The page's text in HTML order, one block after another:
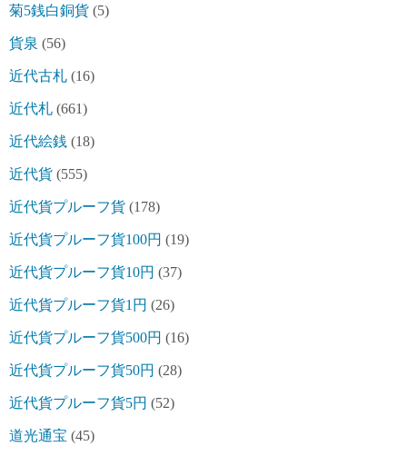
菊5銭白銅貨 (5)
貨泉 (56)
近代古札 (16)
近代札 (661)
近代絵銭 (18)
近代貨 (555)
近代貨プルーフ貨 (178)
近代貨プルーフ貨100円 (19)
近代貨プルーフ貨10円 (37)
近代貨プルーフ貨1円 (26)
近代貨プルーフ貨500円 (16)
近代貨プルーフ貨50円 (28)
近代貨プルーフ貨5円 (52)
道光通宝 (45)